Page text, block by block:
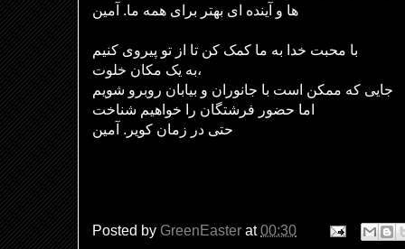
ها و آینده ای بهتر برای همه ما. آمین
با محبت خدا به ما کمک کن تا از تو پیروی کنیم
به یک مکان خلوت،
جایی که ممکن است با جانوران و بیابان روبرو شویم
اما حضور فرشتگان را خواهیم شناخت
حتی در زمان کویر. آمین
Posted by GreenEaster at00:30